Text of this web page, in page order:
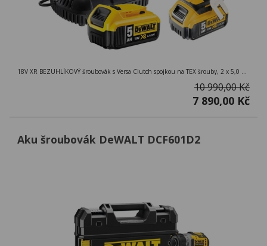
18V XR BEZUHLÍKOVÝ šroubovák s Versa Clutch spojkou na TEX šrouby, 2 x 5,0 Ah akumulátor, nabíječka, kufr Tstak
10 990,00 Kč
7 890,00 Kč
Aku šroubovák DeWALT DCF601D2